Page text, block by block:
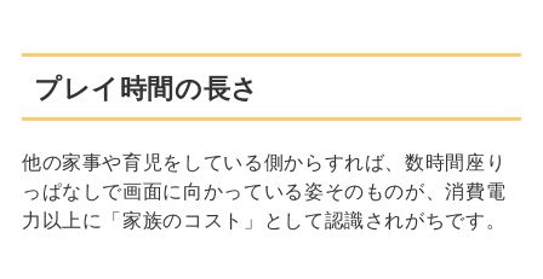
プレイ時間の長さ
他の家事や育児をしている側からすれば、数時間座り
っぱなしで画面に向かっている姿そのものが、消費電
力以上に「家族のコスト」として認識されがちです。